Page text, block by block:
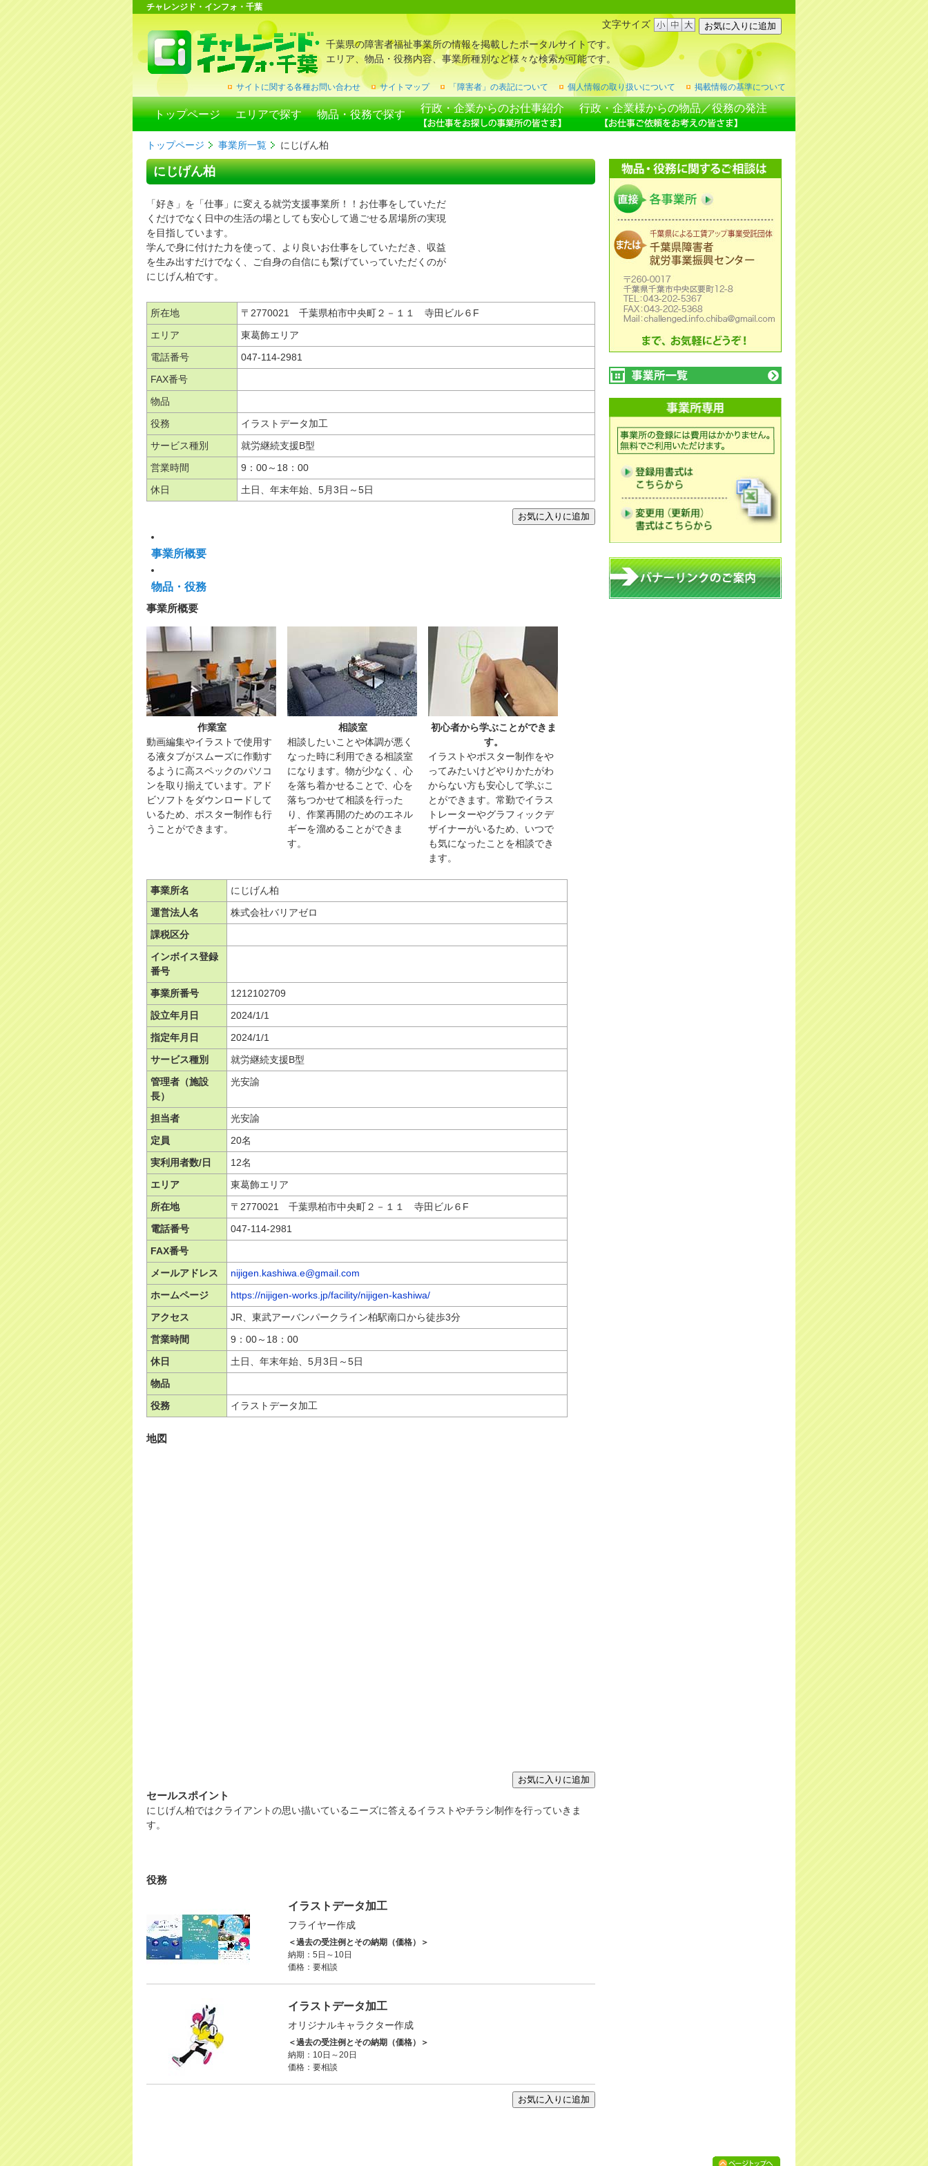
チャレンジド・インフォ・千葉
千葉県の障害者福祉事業所の情報を掲載したポータルサイトです。
エリア、物品・役務内容、事業所種別など様々な検索が可能です。
文字サイズ
サイトに関する各種お問い合わせ サイトマップ 「障害者」の表記について 個人情報の取り扱いについて 掲載情報の基準について
トップページ エリアで探す 物品・役務で探す
行政・企業からのお仕事紹介 行政・企業様からの物品／役務の発注
トップページ 事業所一覧 にじげん柏
にじげん柏
「好き」を「仕事」に変える就労支援事業所！！お仕事をしていただ
くだけでなく日中の生活の場としても安心して過ごせる居場所の実現
を目指しています。
学んで身に付けた力を使って、より良いお仕事をしていただき、収益
を生み出すだけでなく、ご自身の自信にも繋げていっていただくのが
にじげん柏です。
所在地
〒2770021 千葉県柏市中央町２－１１ 寺田ビル６F
エリア
東葛飾エリア
電話番号
047-114-2981
FAX番号
物品
役務
イラストデータ加工
サービス種別
就労継続支援B型
営業時間
9：00～18：00
休日
土日、年末年始、5月3日～5日
事業所概要
物品・役務
事業所概要
作業室
動画編集やイラストで使用す
る液タブがスムーズに作動す
るように高スペックのパソコ
ンを取り揃えています。アド
ビソフトをダウンロードして
いるため、ポスター制作も行
うことができます。
相談室
相談したいことや体調が悪く
なった時に利用できる相談室
になります。物が少なく、心
を落ち着かせることで、心を
落ちつかせて相談を行った
り、作業再開のためのエネル
ギーを溜めることができま
す。
初心者から学ぶことができま
す。
イラストやポスター制作をや
ってみたいけどやりかたがわ
からない方も安心して学ぶこ
とができます。常勤でイラス
トレーターやグラフィックデ
ザイナーがいるため、いつで
も気になったことを相談でき
ます。
事業所名
にじげん柏
運営法人名
株式会社バリアゼロ
課税区分
インボイス登録
番号
事業所番号
1212102709
設立年月日
2024/1/1
指定年月日
2024/1/1
サービス種別
就労継続支援B型
管理者（施設
長）
光安諭
担当者
光安諭
定員
20名
実利用者数/日
12名
エリア
東葛飾エリア
所在地
〒2770021 千葉県柏市中央町２－１１ 寺田ビル６F
電話番号
047-114-2981
FAX番号
メールアドレス
nijigen.kashiwa.e@gmail.com
ホームページ
https://nijigen-works.jp/facility/nijigen-kashiwa/
アクセス
JR、東武アーバンパークライン柏駅南口から徒歩3分
営業時間
9：00～18：00
休日
土日、年末年始、5月3日～5日
物品
役務
イラストデータ加工
地図
セールスポイント
にじげん柏ではクライアントの思い描いているニーズに答えるイラストやチラシ制作を行っていきま
す。
役務
イラストデータ加工
フライヤー作成
＜過去の受注例とその納期（価格）＞
納期：5日～10日
価格：要相談
イラストデータ加工
オリジナルキャラクター作成
＜過去の受注例とその納期（価格）＞
納期：10日～20日
価格：要相談